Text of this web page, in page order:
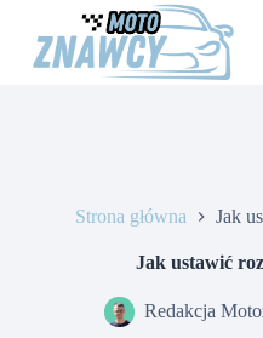
Strona główna Jak
Jak ustawić
Redakcja